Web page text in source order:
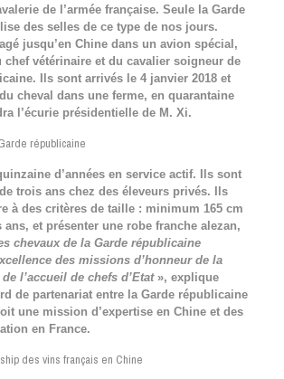
de l’armée française. Seule la Garde
des selles de ce type de nos jours.
jusqu’en Chine dans un avion spécial,
chef vétérinaire et du cavalier soigneur de
Ils sont arrivés le 4 janvier 2018 et
cheval dans une ferme, en quarantaine
l’écurie présidentielle de M. Xi.
républicaine
d’années en service actif. Ils sont
trois ans chez des éleveurs privés. Ils
à des critères de taille : minimum 165 cm
et présenter une robe franche alezan,
chevaux de la Garde républicaine
des missions d’honneur de la
l’accueil de chefs d’Etat», explique
de partenariat entre la Garde républicaine
une mission d’expertise en Chine et des
en France.
des vins français en Chine